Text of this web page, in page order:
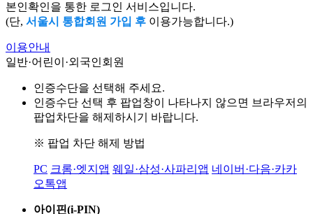
본인확인을 통한 로그인 서비스입니다.
(단, 서울시 통합회원 가입 후 이용가능합니다.)
이용안내
일반·어린이·외국인회원
인증수단을 선택해 주세요.
인증수단 선택 후 팝업창이 나타나지 않으면 브라우저의
팝업차단을 해제하시기 바랍니다.
※ 팝업 차단 해제 방법
PC 크롬·엣지앱 웨일·삼성·사파리앱 네이버·다음·카카
오톡앱
아이핀(i-PIN)